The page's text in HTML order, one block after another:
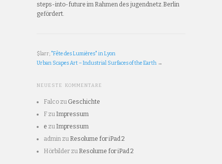
steps-into-future im Rahmen des jugendnetz.Berlin
gefördert.
$larr; "Fête des Lumières" in Lyon
Urban Scapes Art – Industrial Surfaces of the Earth →
NEUESTE KOMMENTARE
Falco zu Geschichte
F zu Impressum
e zu Impressum
admin zu Resolume for iPad 2
Hörbilder zu Resolume for iPad 2